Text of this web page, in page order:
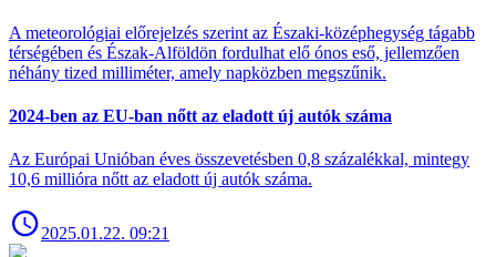
A meteorológiai előrejelzés szerint az Északi-középhegység tágabb
térségében és Észak-Alföldön fordulhat elő ónos eső, jellemzően
néhány tized milliméter, amely napközben megszűnik.
2024-ben az EU-ban nőtt az eladott új autók száma
Az Európai Unióban éves összevetésben 0,8 százalékkal, mintegy
10,6 millióra nőtt az eladott új autók száma.
2025.01.22. 09:21